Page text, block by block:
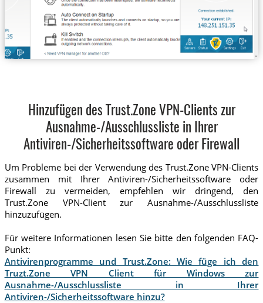
Hinzufügen des Trust.Zone VPN-Clients zur
Ausnahme-/Ausschlussliste in Ihrer
Antiviren-/Sicherheitssoftware oder Firewall
Um Probleme bei der Verwendung des Trust.Zone VPN-Clients
zusammen mit Ihrer Antiviren-/Sicherheitssoftware oder
Firewall zu vermeiden, empfehlen wir dringend, den
Trust.Zone VPN-Client zur Ausnahme-/Ausschlussliste
hinzuzufügen.
Für weitere Informationen lesen Sie bitte den folgenden FAQ-
Punkt:
Antivirenprogramme und Trust.Zone: Wie füge ich den
Truzt.Zone VPN Client für Windows zur
Ausnahme-/Ausschlussliste in Ihrer
Antiviren-/Sicherheitssoftware hinzu?